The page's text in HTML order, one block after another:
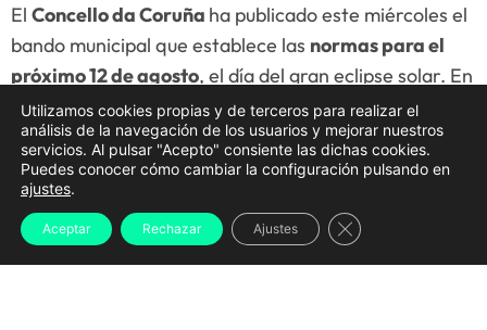
El Concello da Coruña ha publicado este miércoles el
bando municipal que establece las normas para el
próximo 12 de agosto, el día del gran eclipse solar. En
este documento se detallan todas lasrestricciones
de tráfico , losespacios habilitados para la
observación, eltransporte público añadido, las
medidas para hostelería
recomendaciones de seguridadantes las posibles
Utilizamos cookies propias y de terceros para realizar el
análisis de la navegación de los usuarios y mejorar nuestros
servicios. Al pulsar "Acepto" consiente las dichas cookies.
Puedes conocer cómo cambiar la configuración pulsando en
ajustes.
Aceptar Rechazar Ajustes Cerrar el banner de